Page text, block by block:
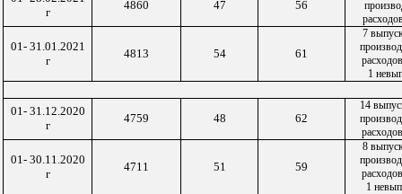
г
4860 47 56
01- 31.01.2021
г
4813 54 61
7
1
01- 31.12.2020
г
4759 48 62
14
01- 30.11.2020
г
4711 51 59
8
1